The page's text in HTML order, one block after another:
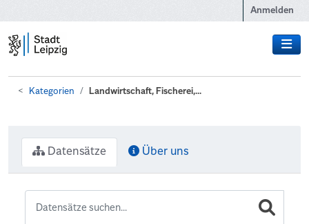
Anmelden
Kategorien Landwirtschaft, Fischerei,...
Datensätze Über uns